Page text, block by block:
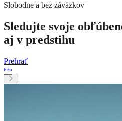
Slobodne a bez záväzkov
Sledujte svoje
aj v predstihu
Prehrať